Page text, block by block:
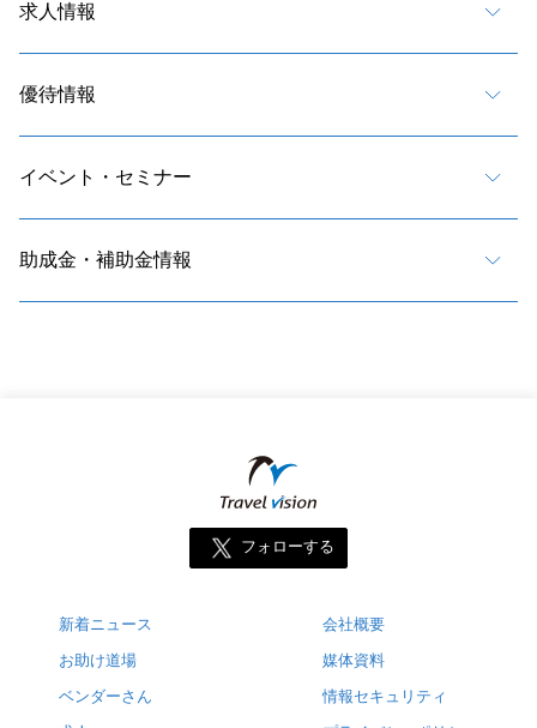
求人情報
優待情報
イベント・セミナー
助成金・補助金情報
フォローする
新着ニュース
お助け道場
ベンダーさん
会社概要
媒体資料
情報セキュリティ